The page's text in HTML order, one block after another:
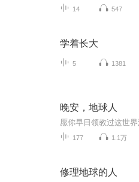
14 547
学着长大
5 1381
晚安，地球人
177 1.1万
修理地球的人